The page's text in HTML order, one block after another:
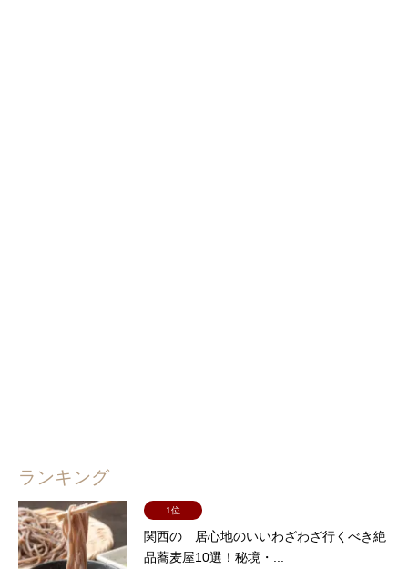
ランキング
1位
関西の 居心地のいいわざわざ行くべき絶
品蕎麦屋10選！秘境・...